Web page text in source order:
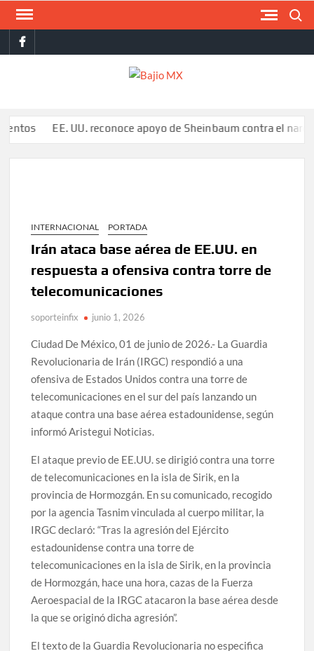
Saltar
contenidofacebook
EE. UU. reconoce apoyo de Sheinbaum contra el narco pero
INTERNACIONAL PORTADA
Irán ataca base aérea de EE.UU. en
respuesta a ofensiva contra torre de
telecomunicaciones
soporteinfix junio 1, 2026
Ciudad De México, 01 de junio de 2026.- La Guardia
Revolucionaria de Irán (IRGC) respondió a una
ofensiva de Estados Unidos contra una torre de
telecomunicaciones en el sur del país lanzando un
ataque contra una base aérea estadounidense, según
informó Aristegui Noticias.
El ataque previo de EE.UU. se dirigió contra una torre
de telecomunicaciones en la isla de Sirik, en la
provincia de Hormozgán. En su comunicado, recogido
por la agencia Tasnim vinculada al cuerpo militar, la
IRGC declaró: “Tras la agresión del Ejército
estadounidense contra una torre de
telecomunicaciones en la isla de Sirik, en la provincia
de Hormozgán, hace una hora, cazas de la Fuerza
Aeroespacial de la IRGC atacaron la base aérea desde
la que se originó dicha agresión”.
El texto de la Guardia Revolucionaria no especifica